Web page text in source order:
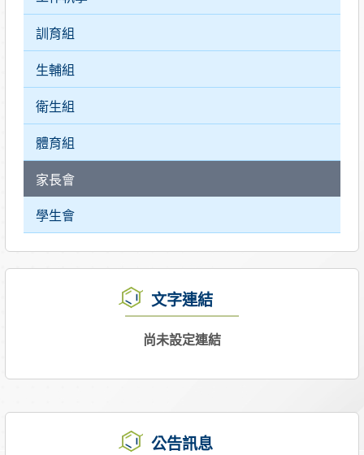
訓育組
生輔組
衛生組
體育組
家長會
學生會
文字連結
尚未設定連結
公告訊息